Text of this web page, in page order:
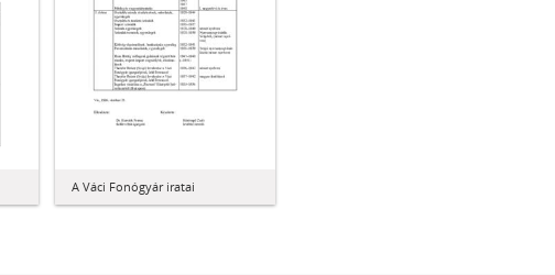
A Váci Fonógyár iratai